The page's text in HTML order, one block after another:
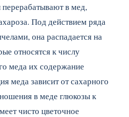
в мед,
Под действием ряда
она распадается на
относятся к числу
меда их содержание
меда зависит от сахарного
в меде глюкозы к
чисто цветочное